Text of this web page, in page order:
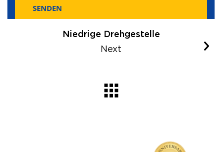
SENDEN
Niedrige Drehgestelle
Next